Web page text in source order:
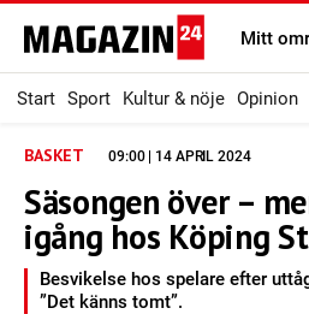
Mitt
Start Sport Kultur & nöje Opinion
BASKET 09:00 | 14 APRIL 2024
Säsongen över –
igång hos Köping
Besvikelse hos spelare efter
”Det känns tomt”.